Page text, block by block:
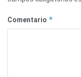
Comentario *